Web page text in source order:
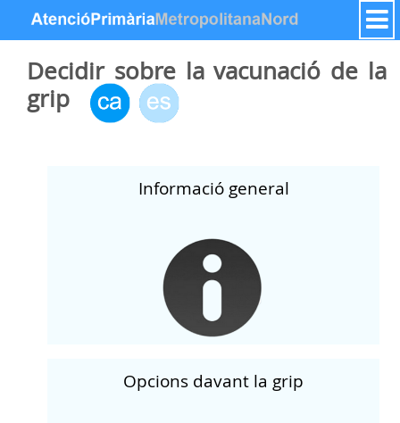
Saut au contenu
Decidir sobre la vacunació de la
grip
Informació general
Opcions davant la grip